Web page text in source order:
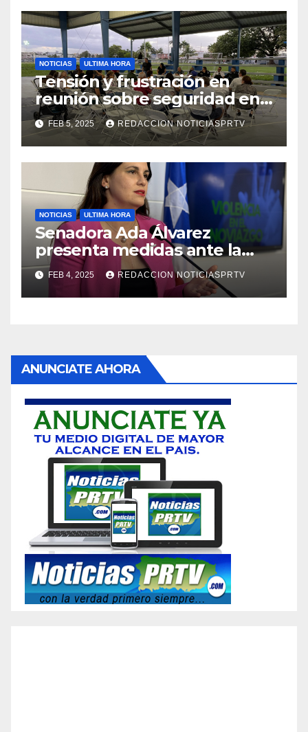
NOTICIAS ULTIMA HORA
Tensión y frustración en
reunión sobre seguridad en
Reparto Metropolitano
FEB 5, 2025 REDACCION NOTICIASPRTV
NOTICIAS ULTIMA HORA
Senadora Ada Álvarez
presenta medidas ante la
violencia en el noviazgo
FEB 4, 2025 REDACCION NOTICIASPRTV
ANUNCIATE AHORA